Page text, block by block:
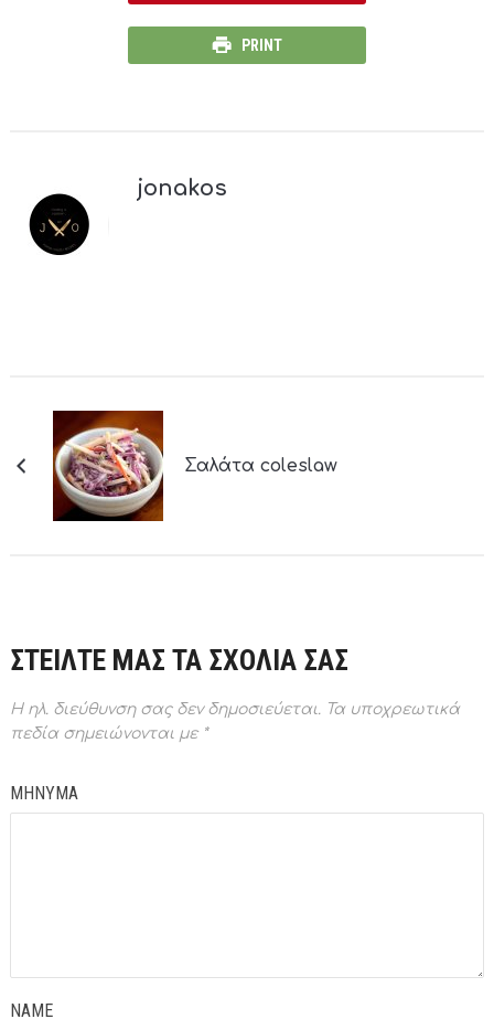
PRINT
jonakos
Σαλάτα coleslaw
ΣΤΕΙΛΤΕ ΜΑΣ ΤΑ ΣΧΟΛΙΑ ΣΑΣ
Η ηλ. διεύθυνση σας δεν δημοσιεύεται.Τα υποχρεωτικά
πεδία σημειώνονται με *
ΜΗΝΥΜΑ
NAME